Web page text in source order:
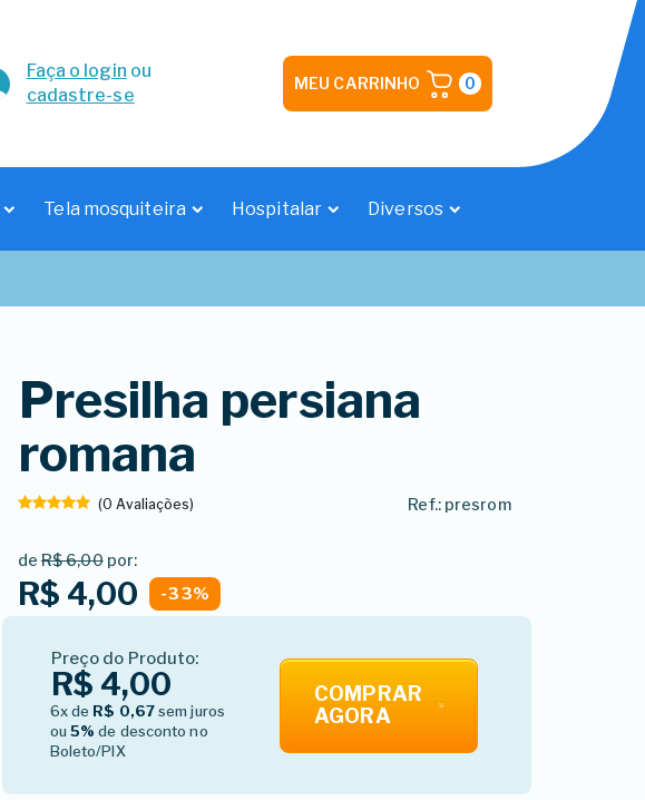
Faça o login ou
cadastre-se
MEU CARRINHO 0
Tela mosquiteira Hospitalar Diversos
Presilha persiana
romana
(0 Avaliações) Ref.: presrom
de R$ 6,00por:
R$ 4,00 -33%
Preço do Produto:
R$ 4,00
6x de R$ 0,67sem juros
ou 5% de desconto no
Boleto/PIX
COMPRAR
AGORA